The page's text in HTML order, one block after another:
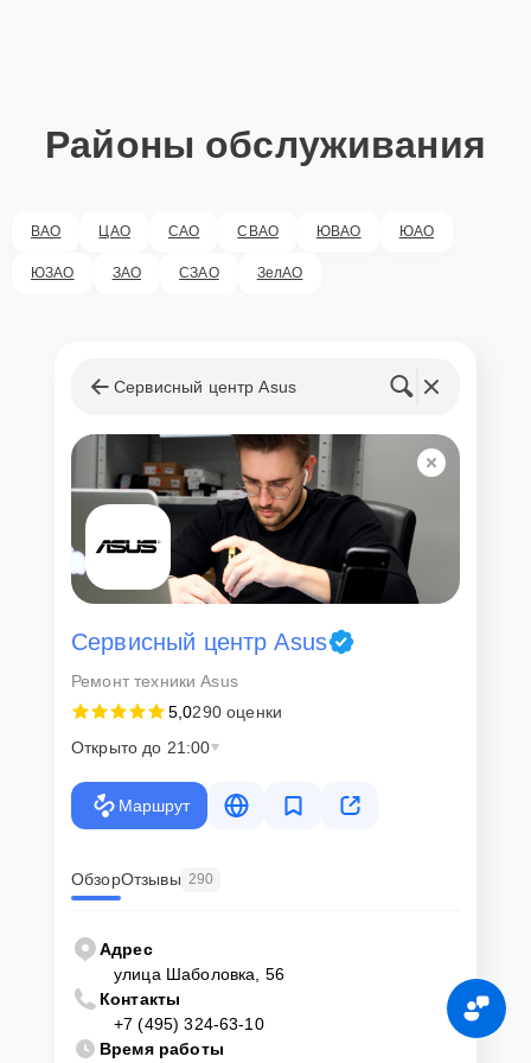
Районы обслуживания
ВАО ЦАО САО СВАО ЮВАО ЮАО
ЮЗАО ЗАО СЗАО ЗелАО
Сервисный центр Asus
Сервисный центр Asus
Ремонт техники Asus
5,0290 оценки
Открыто до 21:00
Маршрут
ОбзорОтзывы 290
Адрес
улица Шаболовка, 56
Контакты
+7 (495) 324-63-10
Время работы